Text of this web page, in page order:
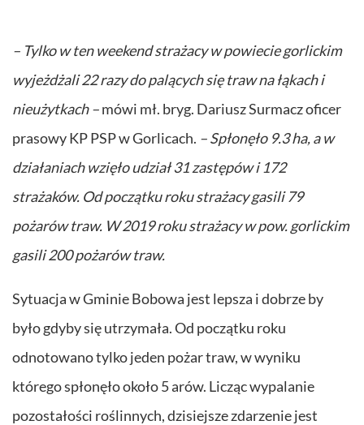
– Tylko w ten weekend strażacy w powiecie gorlickim
wyjeżdżali 22 razy do palących się traw na łąkach i
nieużytkach –mówi mł. bryg. Dariusz Surmacz oficer
prasowy KP PSP w Gorlicach. – Spłonęło 9.3 ha, a w
działaniach wzięło udział 31 zastępów i 172
strażaków. Od początku roku strażacy gasili 79
pożarów traw. W 2019 roku strażacy w pow. gorlickim
gasili 200 pożarów traw.
Sytuacja w Gminie Bobowa jest lepsza i dobrze by
było gdyby się utrzymała. Od początku roku
odnotowano tylko jeden pożar traw, w wyniku
którego spłonęło około 5 arów. Licząc wypalanie
pozostałości roślinnych, dzisiejsze zdarzenie jest